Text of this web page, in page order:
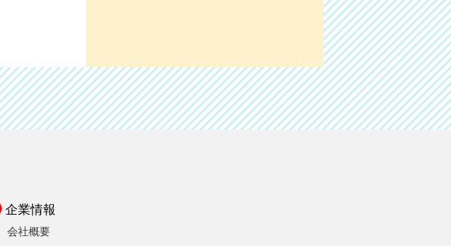
企業情報
会社概要